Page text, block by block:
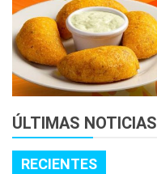
ÚLTIMAS NOTICIAS
RECIENTES